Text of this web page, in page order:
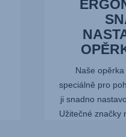
Naše
speciálně pro
ji snadno
Užitečné značky